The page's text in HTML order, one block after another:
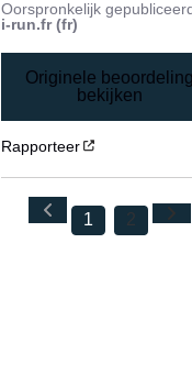
Oorspronkelijk
i-run.fr (fr)
Originele
bekijken
Rapporteer
1 2